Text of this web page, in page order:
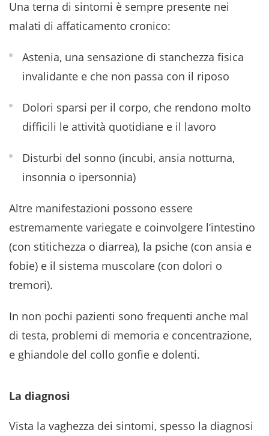
Una terna di sintomi è sempre presente nei
malati di affaticamento cronico:
Astenia, una sensazione di stanchezza fisica
invalidante e che non passa con il riposo
Dolori sparsi per il corpo, che rendono molto
difficili le attività quotidiane e il lavoro
Disturbi del sonno (incubi, ansia notturna,
insonnia o ipersonnia)
Altre manifestazioni possono essere
estremamente variegate e coinvolgere l’intestino
(con stitichezza o diarrea), la psiche (con ansia e
fobie) e il sistema muscolare (con dolori o
tremori).
In non pochi pazienti sono frequenti anche mal
di testa, problemi di memoria e concentrazione,
e ghiandole del collo gonfie e dolenti.
La diagnosi
Vista la vaghezza dei sintomi, spesso la diagnosi